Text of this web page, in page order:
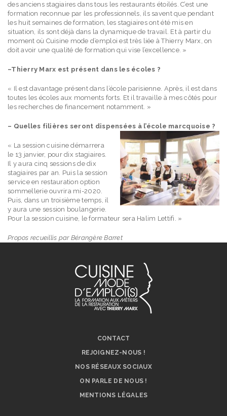
des anciens stagiaires dans tous les restaurants étoilés. C’est une
formation reconnue par les professionnels, ils savent que pendant
les huit semaines de formation, les stagiaires ont été mis en
situation, ils sont déjà dans la dynamique de travail. Et à partir du
moment où Cuisine mode d’emploi est très liée à Thierry Marx, on
doit avoir une qualité de formation qui vise l’excellence. »
–Thierry Marx est présent dans les écoles ?
« Il est davantage présent dans l’école parisienne. Après, il est dans
toutes les écoles aux moments forts. Et il travaille à mes côtés pour
les recherches de financement notamment. »
– Quelles filières seront dispensées à l’école marcquoise ?
« La session cuisine démarrera
le 13 janvier, pour dix stagiaires.
Il y aura cinq sessions de dix
stagiaires par an. Puis la session
service en restauration option
sommellerie ouvrira mi-2020.
Puis, dans un troisième temps, il
y aura une session boulangerie.
Pour la session cuisine, le formateur sera Halim Lettifi. »
Propos recueillis par Bérangère Barret
CONTACT
REJOIGNEZ-NOUS !
NOS RÉSEAUX SOCIAUX
ON PARLE DE NOUS !
MENTIONS LÉGALES